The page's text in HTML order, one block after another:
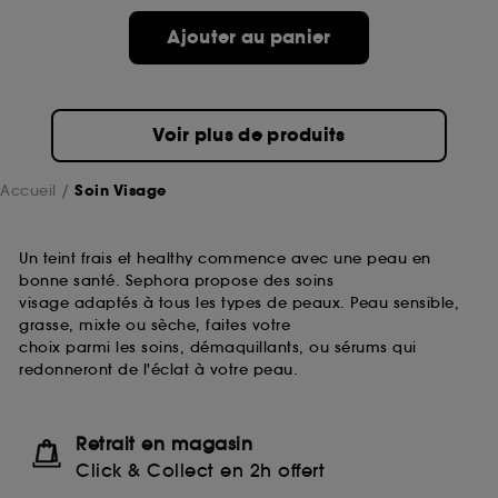
Ajouter au panier
Voir plus de produits
Accueil Soin Visage
Un teint frais et healthy commence avec une peau en
bonne santé. Sephora propose des soins
visage adaptés à tous les types de peaux. Peau sensible,
grasse, mixte ou sèche, faites votre
choix parmi les soins, démaquillants, ou sérums qui
redonneront de l'éclat à votre peau.
Retrait en magasin
Click & Collect en 2h offert
pouvez personnaliser vos choix concernant le dépôt
de ces cookies grâce au bouton "personnaliser mes
choix" ci-dessous ou décider de "tout accepter".
Sephora pourra associer les informations de
collectées ou générées lors de votre activité en ligne
ou en magasin. Pour refuser tous les cookies, cliques
sur "continuer sans accepter". Voous pouvez à tout
moment choisir de retirer votrte consentement. Si vous
souhaitez obtenir plus d'information sur les cookies
utilisés, cliquezici.